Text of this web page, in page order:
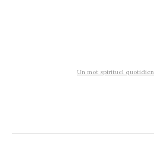
Un mot spirituel quotidien